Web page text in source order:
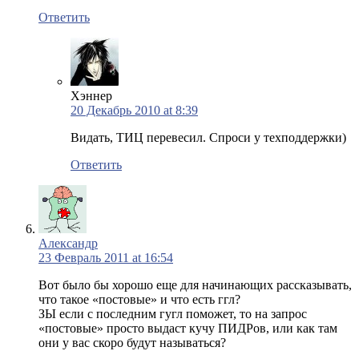
Ответить
Хэннер
20 Декабрь 2010 at 8:39
Видать, ТИЦ перевесил. Спроси у техподдержки)
Ответить
Александр
23 Февраль 2011 at 16:54
Вот было бы хорошо еще для начинающих рассказывать,
что такое «постовые» и что есть ггл?
ЗЫ если с последним гугл поможет, то на запрос
«постовые» просто выдаст кучу ПИДРов, или как там
они у вас скоро будут называться?